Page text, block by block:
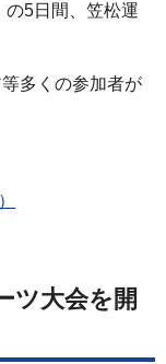
の5日間、笠松運
多くの参加者が
ツ大会を開